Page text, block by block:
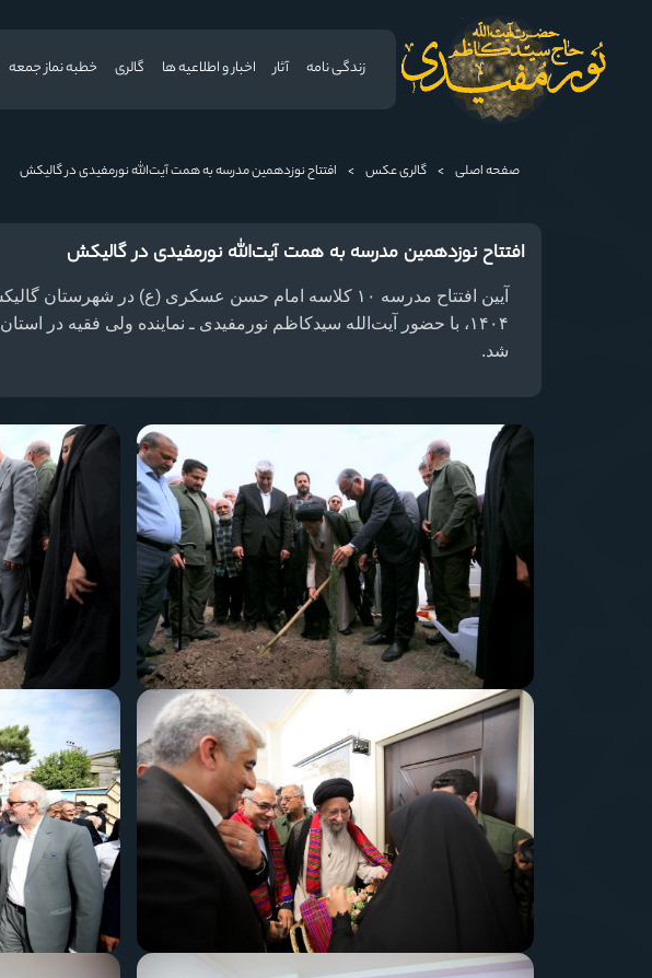
زندگی نامه آثار اخبار و اطلاعیه ها گالری خطبه نماز جمعه
صفحه اصلی > گالری عکس > افتتاح نوزدهمین مدرسه به همت آیت‌الله نورمفیدی در گالیکش
افتتاح نوزدهمین مدرسه به همت آیت‌الله نورمفیدی در گالیکش
۱۴۰۴، با حضور آیت‌الله سیدکاظم نورمفیدی ـ نماینده ولی فقیه در
شد.